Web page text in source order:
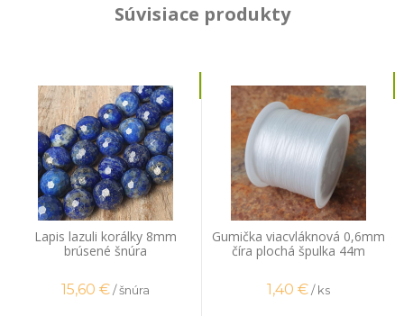
Súvisiace produkty
Lapis lazuli korálky 8mm
brúsené šnúra
15,60 € / šnúra
Gumička viacvláknová 0,6mm
číra plochá špulka 44m
1,40 €/ ks